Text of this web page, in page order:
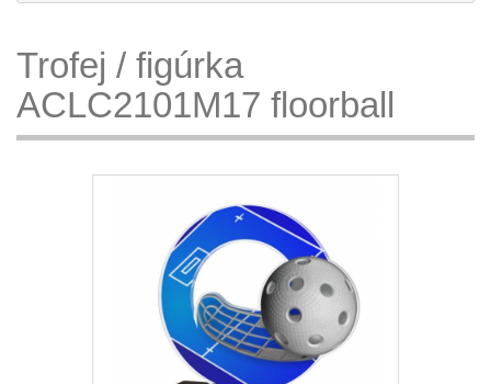
Trofej / figúrka
ACLC2101M17 floorball